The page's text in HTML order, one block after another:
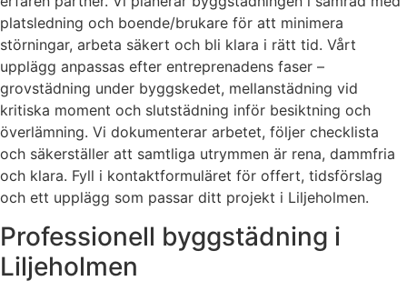
platsledning och boende/brukare för att minimera
störningar, arbeta säkert och bli klara i rätt tid. Vårt
upplägg anpassas efter entreprenadens faser –
grovstädning under byggskedet, mellanstädning vid
kritiska moment och slutstädning inför besiktning och
överlämning. Vi dokumenterar arbetet, följer checklista
och säkerställer att samtliga utrymmen är rena, dammfria
och klara. Fyll i kontaktformuläret för offert, tidsförslag
och ett upplägg som passar ditt projekt i Liljeholmen.
Professionell byggstädning i
Liljeholmen